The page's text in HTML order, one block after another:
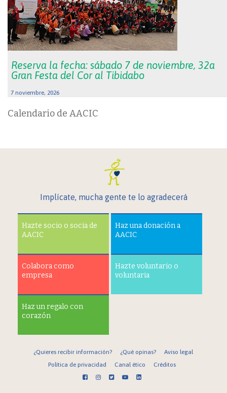
Reserva la fecha: sábado 7 de noviembre, 32a
Gran Festa del Cor al Tibidabo
7 noviembre, 2026
Calendario de AACIC
Implícate, mucha gente te lo agradecerá
Hazte socio o socia de
AACIC
Haz una donación a
AACIC
Colabora como
empresa
Hazte voluntario o
voluntaria
Haz un regalo con
corazón
¿Quieres recibir información? ¿Qué opinas?
Aviso legal
Política de privacidad
Canal ético Créditos